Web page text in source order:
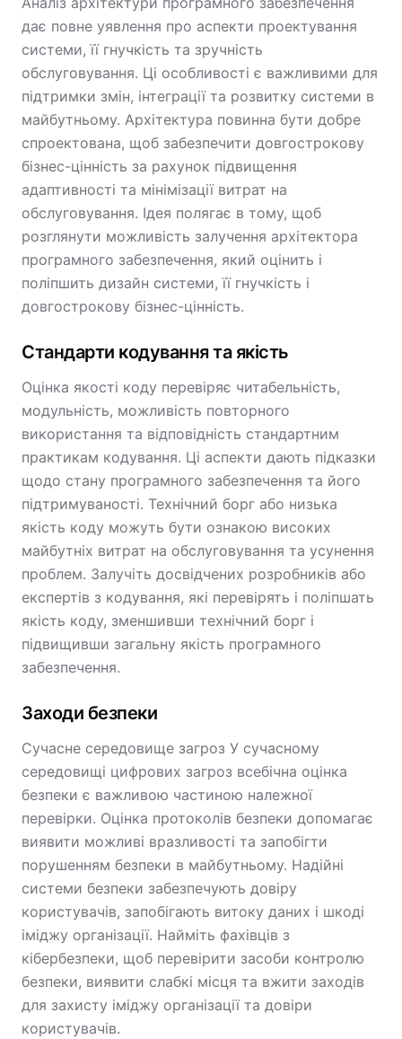
дає повне уявлення про аспекти проектування
системи, її гнучкість та зручність
обслуговування. Ці особливості є важливими для
підтримки змін, інтеграції та розвитку системи в
майбутньому. Архітектура повинна бути добре
спроектована, щоб забезпечити довгострокову
бізнес-цінність за рахунок підвищення
адаптивності та мінімізації витрат на
обслуговування. Ідея полягає в тому, щоб
розглянути можливість залучення архітектора
програмного забезпечення, який оцінить і
поліпшить дизайн системи, її гнучкість і
довгострокову бізнес-цінність.
Стандарти кодування та якість
Оцінка якості коду перевіряє читабельність,
модульність, можливість повторного
використання та відповідність стандартним
практикам кодування. Ці аспекти дають підказки
щодо стану програмного забезпечення та його
підтримуваності. Технічний борг або низька
якість коду можуть бути ознакою високих
майбутніх витрат на обслуговування та усунення
проблем. Залучіть досвідчених розробників або
експертів з кодування, які перевірять і поліпшать
якість коду, зменшивши технічний борг і
підвищивши загальну якість програмного
забезпечення.
Заходи безпеки
Сучасне середовище загроз У сучасному
середовищі цифрових загроз всебічна оцінка
безпеки є важливою частиною належної
перевірки. Оцінка протоколів безпеки допомагає
виявити можливі вразливості та запобігти
порушенням безпеки в майбутньому. Надійні
системи безпеки забезпечують довіру
користувачів, запобігають витоку даних і шкоді
іміджу організації. Найміть фахівців з
кібербезпеки, щоб перевірити засоби контролю
безпеки, виявити слабкі місця та вжити заходів
для захисту іміджу організації та довіри
користувачів.